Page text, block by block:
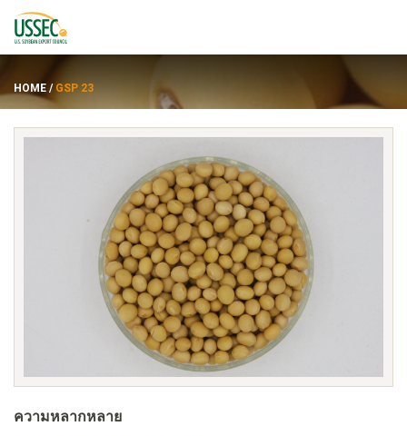
ซัพพลายเออร์
ENGLISH
FRANÇAIS
HOME / GSP 23
ความหลากหลาย